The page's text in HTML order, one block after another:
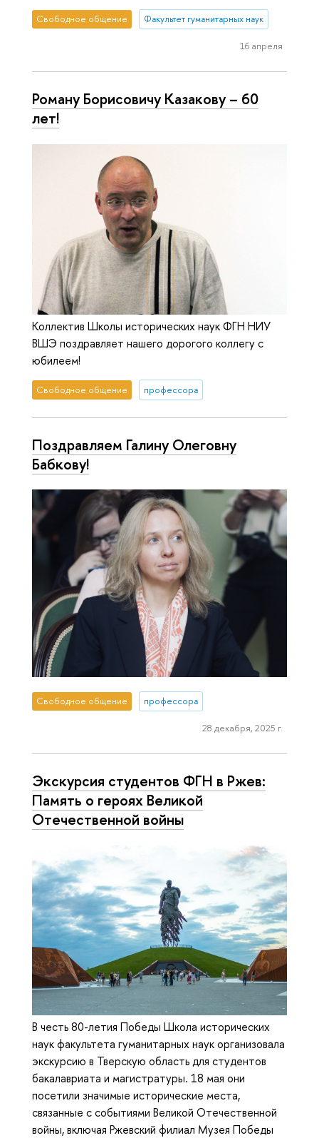
Свободное общение Факультет гуманитарных наук
16 апреля
Роману Борисовичу Казакову – 60
лет!
Коллектив Школы исторических наук ФГН НИУ
ВШЭ поздравляет нашего дорогого коллегу с
юбилеем!
Свободное общение профессора
Поздравляем Галину Олеговну
Бабкову!
Свободное общение профессора
28 декабря, 2025 г.
Экскурсия студентов ФГН в Ржев:
Память о героях Великой
Отечественной войны
В честь 80-летия Победы Школа исторических
наук факультета гуманитарных наук организовала
экскурсию в Тверскую область для студентов
бакалавриата и магистратуры. 18 мая они
посетили значимые исторические места,
связанные с событиями Великой Отечественной
войны, включая Ржевский филиал Музея Победы